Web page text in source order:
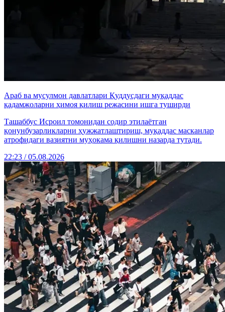
Араб ва мусулмон давлатлари Қуддусдаги муқаддас
қадамжоларни ҳимоя қилиш режасини ишга туширди
Ташаббус Исроил томонидан содир этилаётган
қонунбузарликларни ҳужжатлаштириш, муқаддас масканлар
атрофидаги вазиятни муҳокама қилишни назарда тутади.
22:23 / 05.08.2026